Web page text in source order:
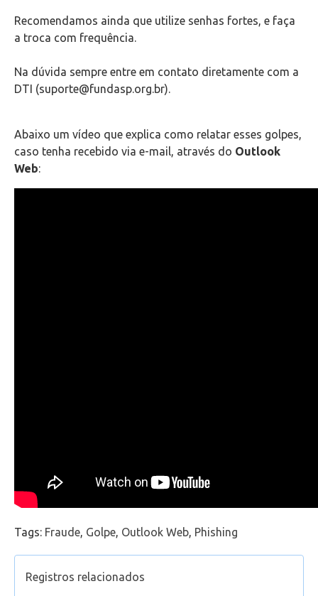
Configuração de softwares para leitura de e-mails
Portal de Chamados
Recomendamos ainda que utilize senhas fortes, e faça
a troca com frequência.
Na dúvida sempre entre em contato diretamente com a
DTI (suporte@fundasp.org.br).
Abaixo um vídeo que explica como relatar esses golpes,
caso tenha recebido via e-mail, através do Outlook
Web:
Tags: Fraude, Golpe, Outlook Web, Phishing
Registros relacionados